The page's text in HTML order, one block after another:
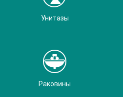
Унитазы
Раковины